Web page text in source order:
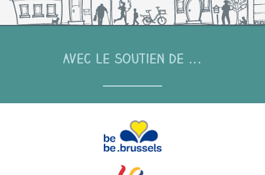
Avec le soutien de ...